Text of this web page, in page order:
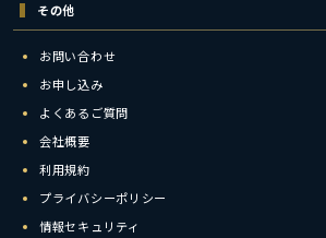
その他
お問い合わせ
お申し込み
よくあるご質問
会社概要
利用規約
プライバシーポリシー
情報セキュリティ